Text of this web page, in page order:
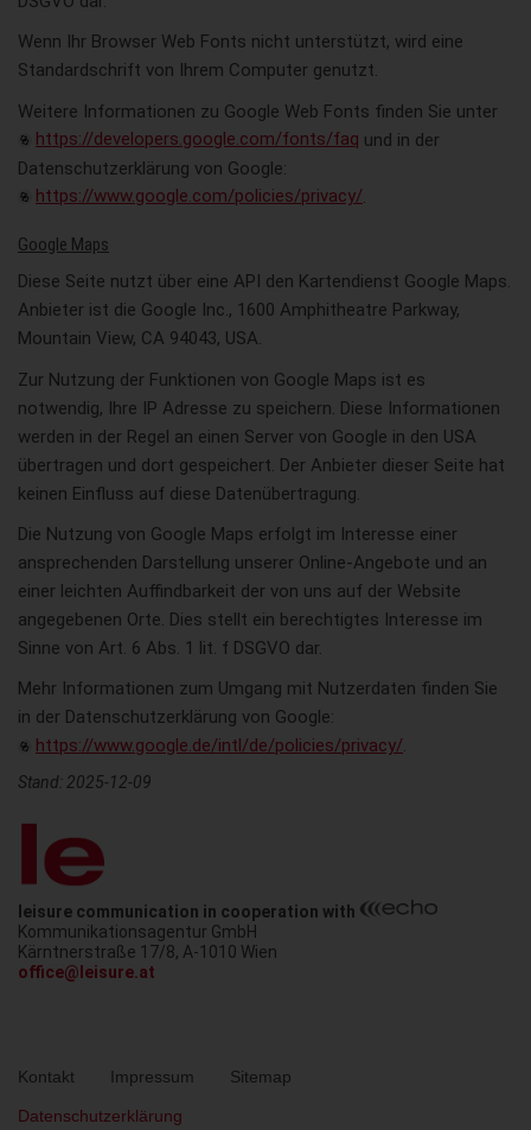
Wenn Ihr Browser Web Fonts nicht unterstützt, wird eine
Standardschrift von Ihrem Computer genutzt.
Weitere Informationen zu Google Web Fonts finden Sie unter
https://developers.google.com/fonts/faq und in der
Datenschutzerklärung von Google:
https://www.google.com/policies/privacy/.
Google Maps
Diese Seite nutzt über eine API den Kartendienst Google Maps.
Anbieter ist die Google Inc., 1600 Amphitheatre Parkway,
Mountain View, CA 94043, USA.
Zur Nutzung der Funktionen von Google Maps ist es
notwendig, Ihre IP Adresse zu speichern. Diese Informationen
werden in der Regel an einen Server von Google in den USA
übertragen und dort gespeichert. Der Anbieter dieser Seite hat
keinen Einfluss auf diese Datenübertragung.
Die Nutzung von Google Maps erfolgt im Interesse einer
ansprechenden Darstellung unserer Online-Angebote und an
einer leichten Auffindbarkeit der von uns auf der Website
angegebenen Orte. Dies stellt ein berechtigtes Interesse im
Sinne von Art. 6 Abs. 1 lit. f DSGVO dar.
Mehr Informationen zum Umgang mit Nutzerdaten finden Sie
in der Datenschutzerklärung von Google:
https://www.google.de/intl/de/policies/privacy/.
Stand: 2025-12-09
leisure communication in cooperation with
Kommunikationsagentur GmbH
Kärntnerstraße 17/8, A-1010 Wien
office@leisure.at
Metanavigation
Kontakt Impressum Sitemap
Datenschutzerklärung